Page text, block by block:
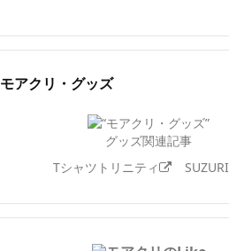
モアクリ・グッズ
グッズ関連記事
Tシャツトリニティ
SUZURI